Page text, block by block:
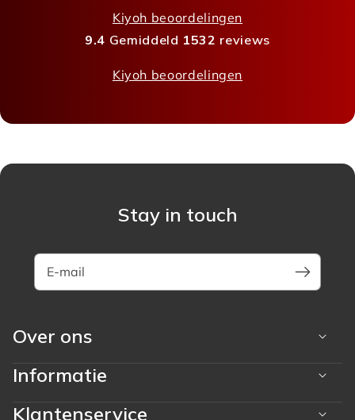
Kiyoh beoordelingen
9.4 Gemiddeld 1532 reviews
Kiyoh beoordelingen
Stay in touch
E-mail
Over ons
Informatie
Klantenservice